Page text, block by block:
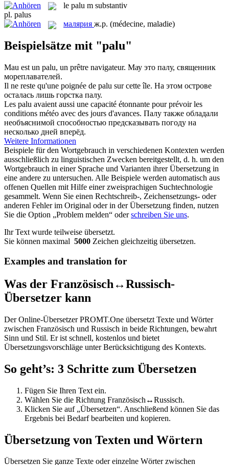
le palu m substantiv
pl. palus
малярия ж.р. (médecine, maladie)
Beispielsätze mit "palu"
Mau est un palu, un prêtre navigateur. Мау это палу, священник
мореплавателей.
Il ne reste qu'une poignée de palu sur cette île. На этом острове
осталась лишь горстка палу.
Les palu avaient aussi une capacité étonnante pour prévoir les
conditions météo avec des jours d'avances. Палу также обладали
необъяснимой способностью предсказывать погоду на
несколько дней вперёд.
Weitere Informationen
Beispiele für den Wortgebrauch in verschiedenen Kontexten werden
ausschließlich zu linguistischen Zwecken bereitgestellt, d. h. um den
Wortgebrauch in einer Sprache und Varianten ihrer Übersetzung in
eine andere zu untersuchen. Alle Beispiele werden automatisch aus
offenen Quellen mit Hilfe einer zweisprachigen Suchtechnologie
gesammelt. Wenn Sie einen Rechtschreib-, Zeichensetzungs- oder
anderen Fehler im Original oder in der Übersetzung finden, nutzen
Sie die Option „Problem melden“ oderschreiben Sie uns.
Ihr Text wurde teilweise übersetzt.
Sie können maximal 5000 Zeichen gleichzeitig übersetzen.
Examples and translation for
Was der Französisch↔Russisch-
Übersetzer kann
Der Online-Übersetzer PROMT.One übersetzt Texte und Wörter
zwischen Französisch und Russisch in beide Richtungen, bewahrt
Sinn und Stil. Er ist schnell, kostenlos und bietet
Übersetzungsvorschläge unter Berücksichtigung des Kontexts.
So geht’s: 3 Schritte zum Übersetzen
Fügen Sie Ihren Text ein.
Wählen Sie die Richtung Französisch↔Russisch.
Klicken Sie auf „Übersetzen“. Anschließend können Sie das
Ergebnis bei Bedarf bearbeiten und kopieren.
Übersetzung von Texten und Wörtern
Übersetzen Sie ganze Texte oder einzelne Wörter zwischen